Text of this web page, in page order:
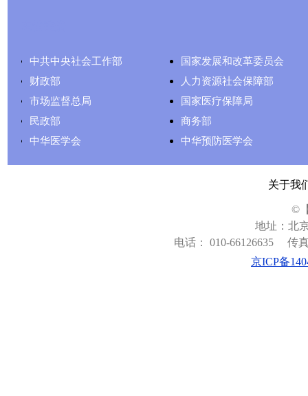
中共中央社会工作部
国家发展和改革委员会
财政部
人力资源社会保障部
市场监督总局
国家医疗保障局
民政部
商务部
中华医学会
中华预防医学会
关于我
©
地址：北
电话： 010-66126635
传
京ICP备